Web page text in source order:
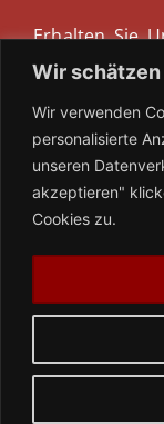
Wir
Wir verwenden
personalisierte
unseren
akzeptieren"
Cookies zu.
Erhalten Sie
Verbindung -
Newsletter!
Ihre E-Mail